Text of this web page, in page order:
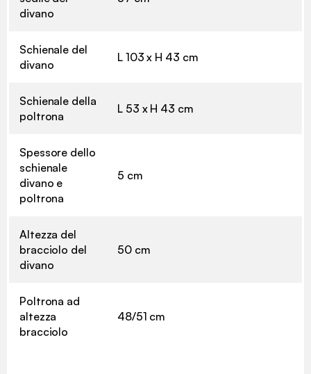
divano
Schienale del
divano
L 103 x H 43 cm
Schienale della
poltrona
L 53 x H 43 cm
Spessore dello
schienale
divano e
poltrona
5 cm
Altezza del
bracciolo del
divano
50 cm
Poltrona ad
altezza
bracciolo
48/51 cm